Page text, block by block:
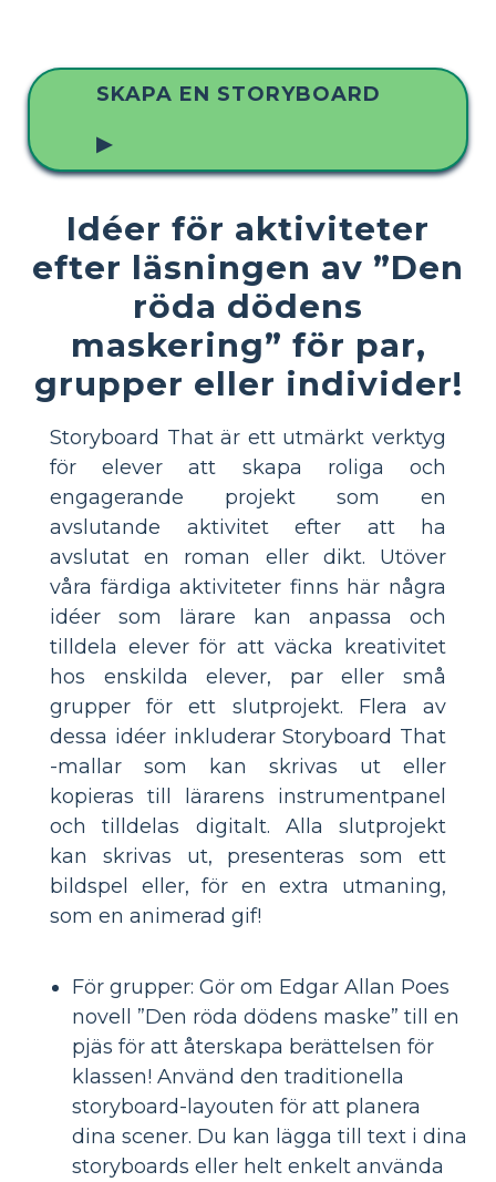
SKAPA EN STORYBOARD
▶
Idéer för aktiviteter
efter läsningen av ”Den
röda dödens
maskering” för par,
grupper eller individer!
Storyboard That är ett utmärkt verktyg
för elever att skapa roliga och
engagerande projekt som en
avslutande aktivitet efter att ha
avslutat en roman eller dikt. Utöver
våra färdiga aktiviteter finns här några
idéer som lärare kan anpassa och
tilldela elever för att väcka kreativitet
hos enskilda elever, par eller små
grupper för ett slutprojekt. Flera av
dessa idéer inkluderar Storyboard That
-mallar som kan skrivas ut eller
kopieras till lärarens instrumentpanel
och tilldelas digitalt. Alla slutprojekt
kan skrivas ut, presenteras som ett
bildspel eller, för en extra utmaning,
som en animerad gif!
För grupper: Gör om Edgar Allan Poes
novell ”Den röda dödens maske” till en
pjäs för att återskapa berättelsen för
klassen! Använd den traditionella
storyboard-layouten för att planera
dina scener. Du kan lägga till text i dina
storyboards eller helt enkelt använda